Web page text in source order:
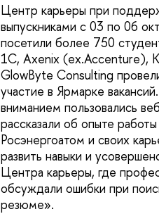
Центр карьеры при
выпускниками с 03 по 06
посетили более 750
1С, Axenix (ex.Accenture),
GlowByte Consulting
участие в Ярмарке
вниманием пользовались
рассказали об опыте
Росэнергоатом и своих
развить навыки и
Центра карьеры, где
обсуждали ошибки при
резюме».